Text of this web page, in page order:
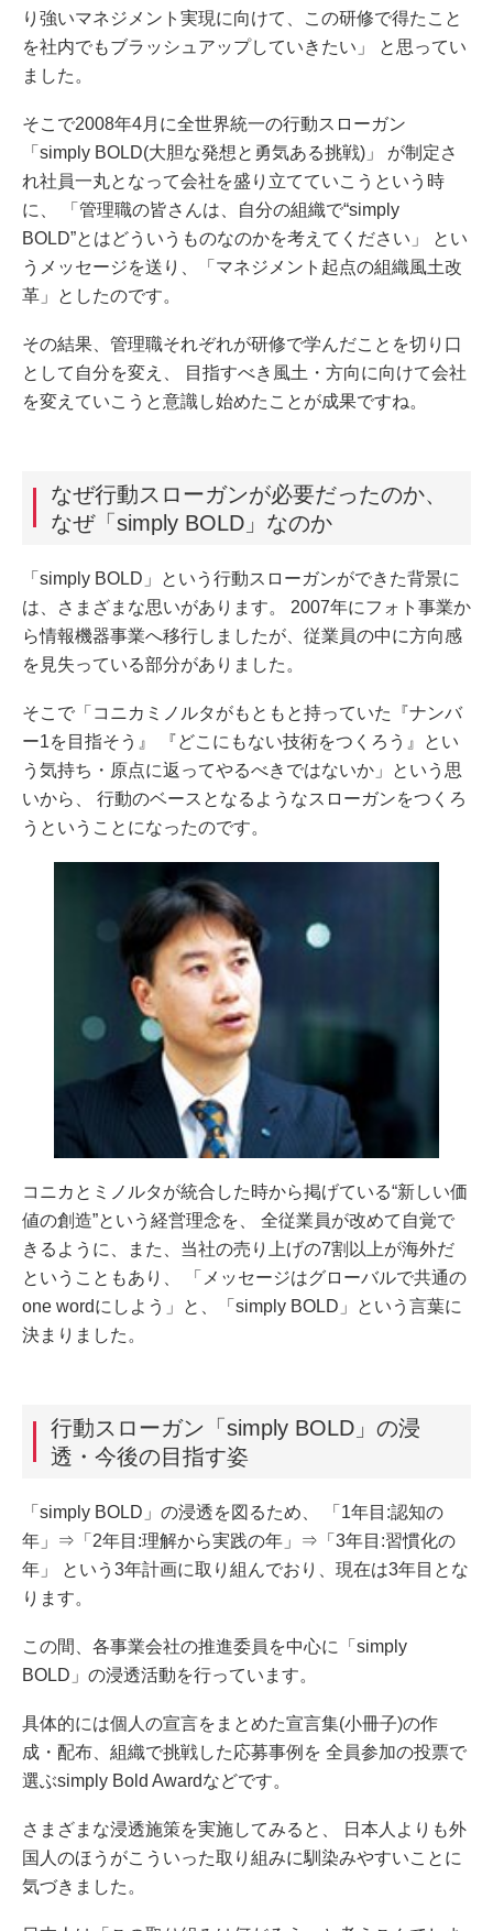
り強いマネジメント実現に向けて、この研修で得たこと
を社内でもブラッシュアップしていきたい」 と思ってい
ました。
そこで2008年4月に全世界統一の行動スローガン
「simply BOLD(大胆な発想と勇気ある挑戦)」 が制定さ
れ社員一丸となって会社を盛り立てていこうという時
に、 「管理職の皆さんは、自分の組織で“simply
BOLD”とはどういうものなのかを考えてください」 とい
うメッセージを送り、「マネジメント起点の組織風土改
革」としたのです。
その結果、管理職それぞれが研修で学んだことを切り口
として自分を変え、 目指すべき風土・方向に向けて会社
を変えていこうと意識し始めたことが成果ですね。
なぜ行動スローガンが必要だったのか、
なぜ「simply BOLD」なのか
「simply BOLD」という行動スローガンができた背景に
は、さまざまな思いがあります。 2007年にフォト事業か
ら情報機器事業へ移行しましたが、従業員の中に方向感
を見失っている部分がありました。
そこで「コニカミノルタがもともと持っていた『ナンバ
ー1を目指そう』 『どこにもない技術をつくろう』とい
う気持ち・原点に返ってやるべきではないか」という思
いから、 行動のベースとなるようなスローガンをつくろ
うということになったのです。
コニカとミノルタが統合した時から掲げている“新しい価
値の創造”という経営理念を、 全従業員が改めて自覚で
きるように、また、当社の売り上げの7割以上が海外だ
ということもあり、 「メッセージはグローバルで共通の
one wordにしよう」と、「simply BOLD」という言葉に
決まりました。
行動スローガン「simply BOLD」の浸
透・今後の目指す姿
「simply BOLD」の浸透を図るため、 「1年目:認知の
年」⇒「2年目:理解から実践の年」⇒「3年目:習慣化の
年」 という3年計画に取り組んでおり、現在は3年目とな
ります。
この間、各事業会社の推進委員を中心に「simply
BOLD」の浸透活動を行っています。
具体的には個人の宣言をまとめた宣言集(小冊子)の作
成・配布、組織で挑戦した応募事例を 全員参加の投票で
選ぶsimply Bold Awardなどです。
さまざまな浸透施策を実施してみると、 日本人よりも外
国人のほうがこういった取り組みに馴染みやすいことに
気づきました。